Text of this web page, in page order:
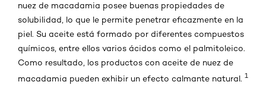
nuez de macadamia posee buenas propiedades de
solubilidad, lo que le permite penetrar eficazmente en la
piel. Su aceite está formado por diferentes compuestos
químicos, entre ellos varios ácidos como el palmitoleico.
Como resultado, los productos con aceite de nuez de
macadamia pueden exhibir un efecto calmante natural. 1